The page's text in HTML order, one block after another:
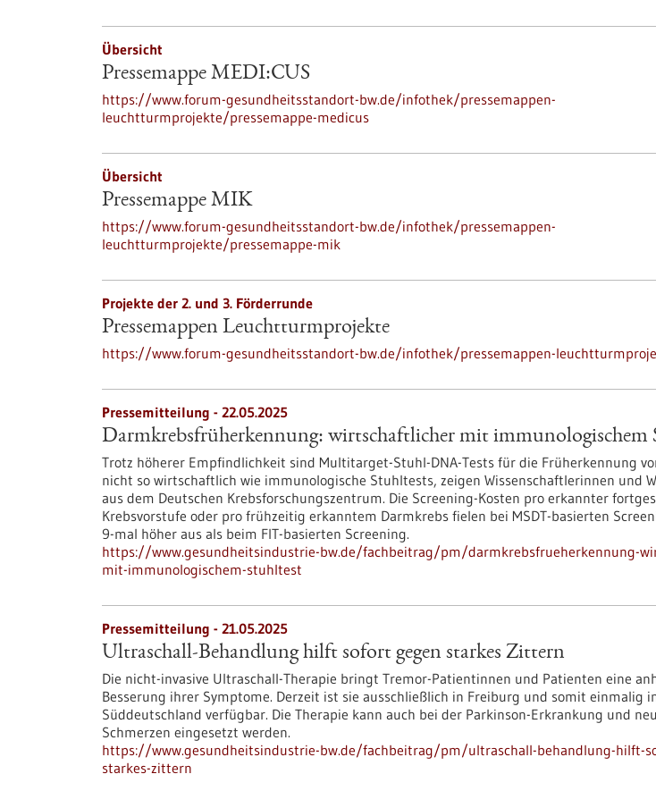
Übersicht
Pressemappe MEDI:CUS
https://www.forum-gesundheitsstandort-bw.de/infothek/pressemappen-
leuchtturmprojekte/pressemappe-medicus
Übersicht
Pressemappe MIK
https://www.forum-gesundheitsstandort-bw.de/infothek/pressemappen-
leuchtturmprojekte/pressemappe-mik
Projekte der 2. und 3. Förderrunde
Pressemappen Leuchtturmprojekte
https://www.forum-gesundheitsstandort-bw.de/infothek/pressemappen-
Pressemitteilung - 22.05.2025
Darmkrebsfrüherkennung: wirtschaftlicher mit immunologischem
Trotz höherer Empfindlichkeit sind Multitarget-Stuhl-DNA-Tests für die Früherkennung
nicht so wirtschaftlich wie immunologische Stuhltests, zeigen Wissenschaftlerinnen und
aus dem Deutschen Krebsforschungszentrum. Die Screening-Kosten pro erkannter
Krebsvorstufe oder pro frühzeitig erkanntem Darmkrebs fielen bei MSDT-basierten
9-mal höher aus als beim FIT-basierten Screening.
https://www.gesundheitsindustrie-bw.de/fachbeitrag/pm/darmkrebsfrueherkennung-
mit-immunologischem-stuhltest
Pressemitteilung - 21.05.2025
Ultraschall-Behandlung hilft sofort gegen starkes Zittern
Die nicht-invasive Ultraschall-Therapie bringt Tremor-Patientinnen und Patienten eine
Besserung ihrer Symptome. Derzeit ist sie ausschließlich in Freiburg und somit einmalig
Süddeutschland verfügbar. Die Therapie kann auch bei der Parkinson-Erkrankung und
Schmerzen eingesetzt werden.
https://www.gesundheitsindustrie-bw.de/fachbeitrag/pm/ultraschall-behandlung-hilft-
starkes-zittern